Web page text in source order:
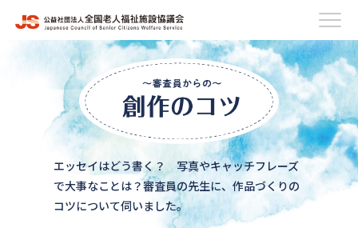
エッセイはどう書く？ 写真やキャッチフレーズ
で大事なことは？審査員の先生に、作品づくりの
コツについて伺いました。